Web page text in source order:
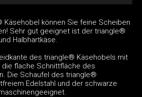
können Sie feine Scheiben
Sehr gut geeignet ist der triangle®
Halbhartkäse.
des triangle® Käsehobels mit
flache Schnittfläche des
Die Schaufel des triangle®
Edelstahl und der schwarze